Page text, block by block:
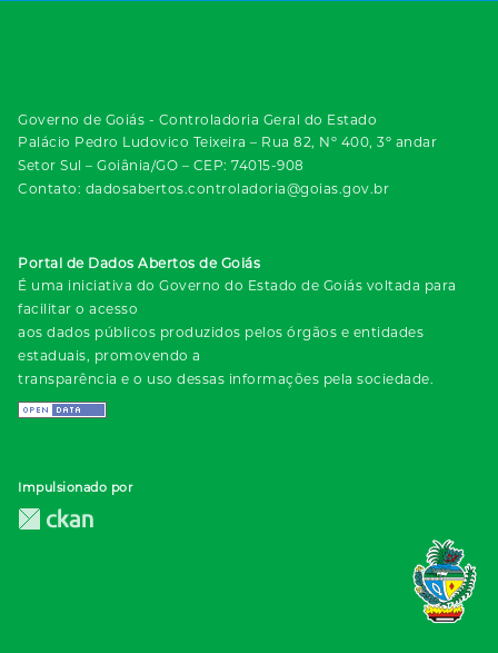
Governo de Goiás - Controladoria Geral do Estado
Palácio Pedro Ludovico Teixeira – Rua 82, Nº 400, 3º andar
Setor Sul – Goiânia/GO – CEP: 74015-908
Contato: dadosabertos.controladoria@goias.gov.br
Portal de Dados Abertos de Goiás
É uma iniciativa do Governo do Estado de Goiás voltada para
facilitar o acesso
aos dados públicos produzidos pelos órgãos e entidades
estaduais, promovendo a
transparência e o uso dessas informações pela sociedade.
Impulsionado por